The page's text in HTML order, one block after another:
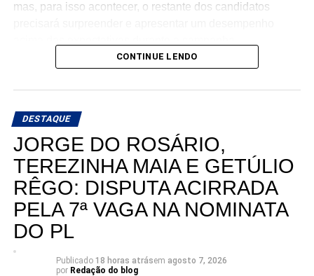
mas, para isso acontecer, o restante dos candidatos
Teoricamente, Kleber Rodrigues e Cinthia, esposa de
Allyson Bezerra, pré-candidato ao Governo do Estado,
votação dentro da nominata.
Com cinco cadeiras consideradas viáveis e uma sexta
dependendo de um desempenho acima do esperado, a
briga interna do União Progressista promete ser uma das
mais interessantes da eleição para a Assembleia
Legislativa em 2026.
CONTINUE LENDO
DESTAQUE
JORGE DO ROSÁRIO,
TEREZINHA MAIA E GETÚLIO
RÊGO: DISPUTA ACIRRADA
PELA 7ª VAGA NA NOMINATA
DO PL
Publicado 18 horas atrásem agosto 7, 2026
por Redação do blog